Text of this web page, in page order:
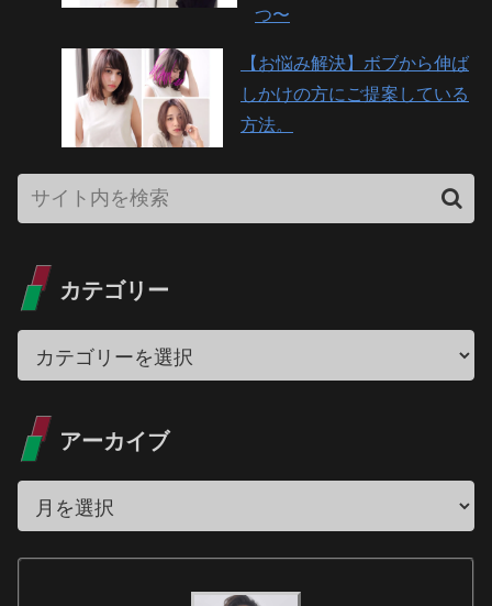
つ〜
【お悩み解決】ボブから伸ば
しかけの方にご提案している
方法。
カテゴリー
アーカイブ